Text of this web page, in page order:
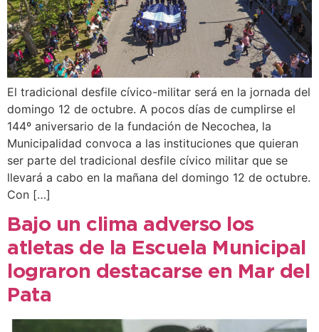
El tradicional desfile cívico-militar será en la jornada del
domingo 12 de octubre. A pocos días de cumplirse el
144º aniversario de la fundación de Necochea, la
Municipalidad convoca a las instituciones que quieran
ser parte del tradicional desfile cívico militar que se
llevará a cabo en la mañana del domingo 12 de octubre.
Con […]
Bajo un clima adverso los
atletas de la Escuela Municipal
lograron destacarse en Mar del
Pata